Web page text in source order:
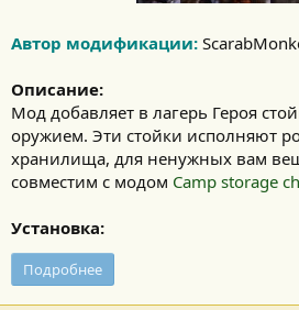
Автор модификации:
Описание:
Мод добавляет в лагерь Героя
оружием. Эти стойки исполняют
хранилища, для ненужных вам
совместим с модом Camp storage
Установка:
Подробнее